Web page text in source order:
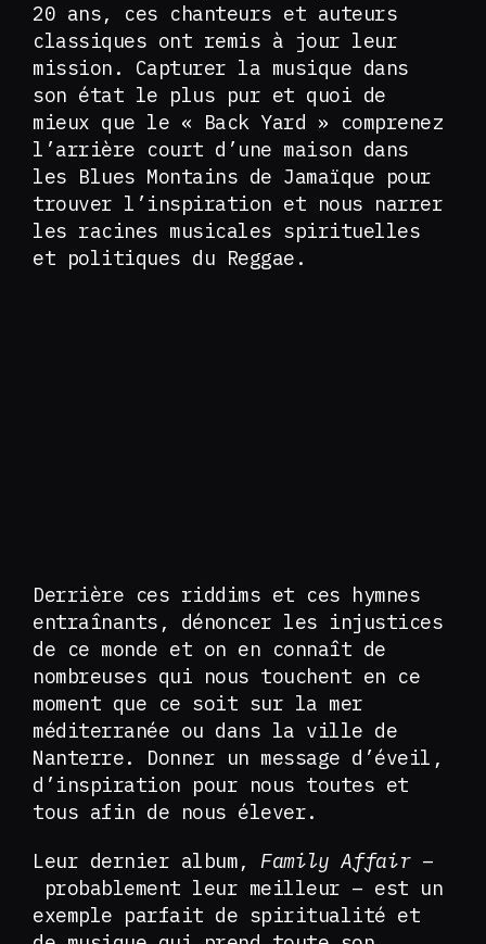
20 ans, ces chanteurs et auteurs
classiques ont remis à jour leur
mission. Capturer la musique dans
son état le plus pur et quoi de
mieux que le « Back Yard » comprenez
l’arrière court d’une maison dans
les Blues Montains de Jamaïque pour
trouver l’inspiration et nous narrer
les racines musicales spirituelles
et politiques du Reggae.
Derrière ces riddims et ces hymnes
entraînants, dénoncer les injustices
de ce monde et on en connaît de
nombreuses qui nous touchent en ce
moment que ce soit sur la mer
méditerranée ou dans la ville de
Nanterre. Donner un message d’éveil,
d’inspiration pour nous toutes et
tous afin de nous élever.
Leur dernier album, Family Affair–
probablement leur meilleur – est un
exemple parfait de spiritualité et